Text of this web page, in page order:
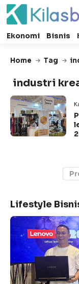
Ekonomi Bisnis
Home Tag
industri
Lifestyle